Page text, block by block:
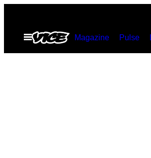
contenuto
Apri
menu
Magazine Pulse